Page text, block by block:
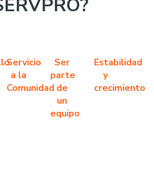
Servicio
a la
Comunidad
Ser
parte
de
un
equipo
Estabilidad
y
crecimiento